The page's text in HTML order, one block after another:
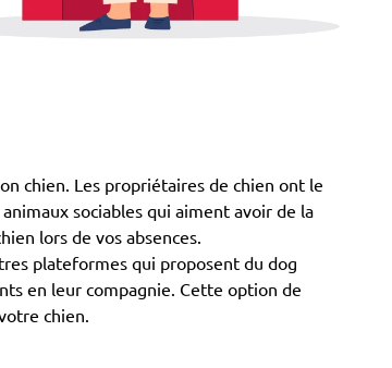
chien. Les propriétaires de chien ont le
sociables qui aiment avoir de la
lors de vos absences.
plateformes qui proposent du dog
en leur compagnie. Cette option de
chien.